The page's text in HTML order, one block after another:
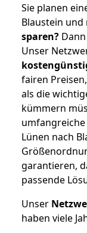
Sie planen
Blaustein
sparen?
Unser
fairen
als die
kümmern
Lünen nach
garantieren,
passende
Unser
haben viele